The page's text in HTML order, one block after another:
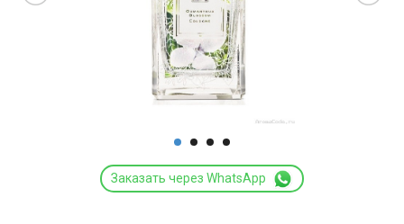
Заказать через WhatsApp